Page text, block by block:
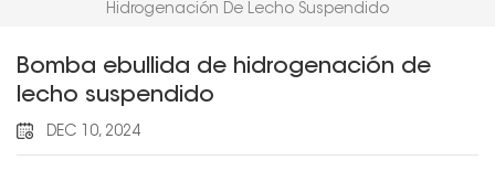
Hidrogenación De Lecho Suspendido
Bomba ebullida de hidrogenación de
lecho suspendido
DEC 10, 2024